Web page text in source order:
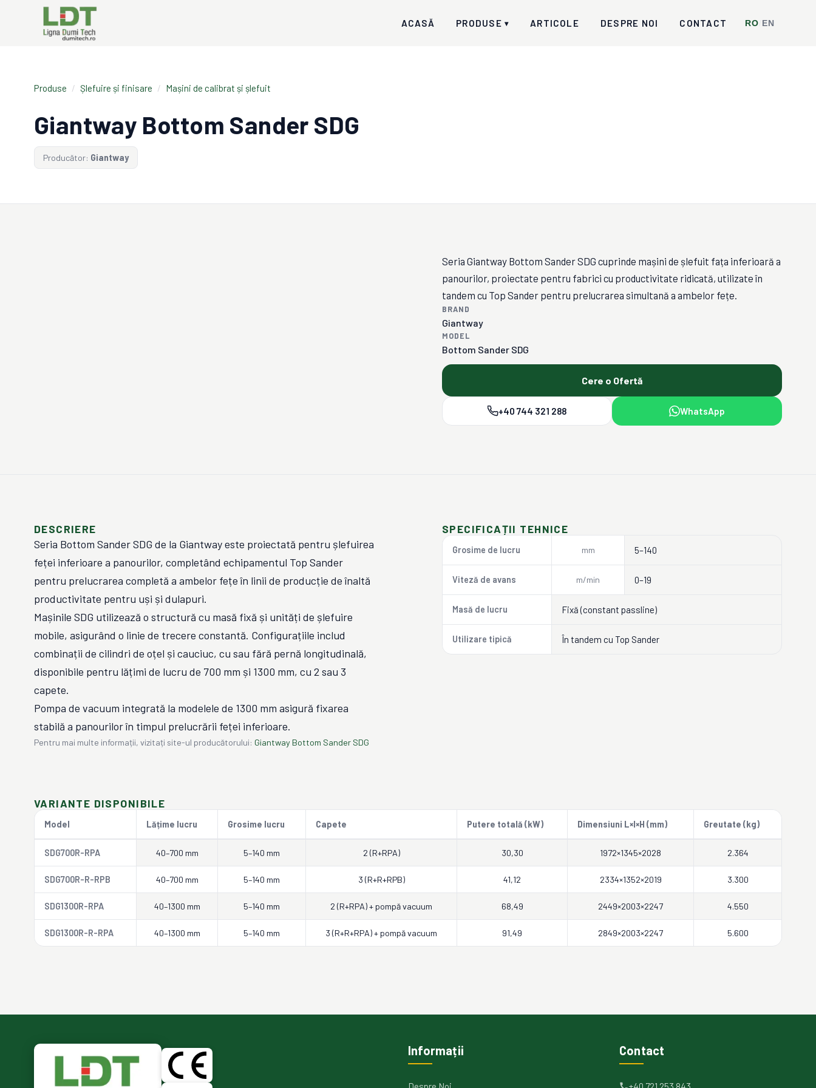
ACASĂ PRODUSE ▾ ARTICOLE DESPRE NOI CONTACT RO EN
Produse / Șlefuire și finisare / Mașini de calibrat și șlefuit
Giantway Bottom Sander SDG
Producător: Giantway
Seria Giantway Bottom Sander SDG cuprinde mașini de șlefuit fața inferioară a
panourilor, proiectate pentru fabrici cu productivitate ridicată, utilizate în
tandem cu Top Sander pentru prelucrarea simultană a ambelor fețe.
BRAND
Giantway
MODEL
Bottom Sander SDG
Cere o Ofertă
+40 744 321 288 WhatsApp
DESCRIERE
Seria Bottom Sander SDG de la Giantway este proiectată pentru șlefuirea
feței inferioare a panourilor, completând echipamentul Top Sander
pentru prelucrarea completă a ambelor fețe în linii de producție de înaltă
productivitate pentru uși și dulapuri.
Mașinile SDG utilizează o structură cu masă fixă și unități de șlefuire
mobile, asigurând o linie de trecere constantă. Configurațiile includ
combinații de cilindri de oțel și cauciuc, cu sau fără pernă longitudinală,
disponibile pentru lățimi de lucru de 700 mm și 1300 mm, cu 2 sau 3
capete.
Pompa de vacuum integrată la modelele de 1300 mm asigură fixarea
stabilă a panourilor în timpul prelucrării feței inferioare.
Pentru mai multe informații, vizitați site-ul producătorului: Giantway Bottom Sander SDG
SPECIFICAȚII TEHNICE
Grosime de lucru mm 5–140
Viteză de avans m/min 0–19
Masă de lucru Fixă (constant passline)
Utilizare tipică În tandem cu Top Sander
VARIANTE DISPONIBILE
Model Lățime lucru Grosime lucru Capete Putere totală (kW) Dimensiuni L×l×H (mm) Greutate (kg)
SDG700R-RPA 40–700 mm 5–140 mm 2 (R+RPA) 30,30 1972×1345×2028 2.364
SDG700R-R-RPB 40–700 mm 5–140 mm 3 (R+R+RPB) 41,12 2334×1352×2019 3.300
SDG1300R-RPA 40–1300 mm 5–140 mm 2 (R+RPA) + pompă vacuum 68,49 2449×2003×2247 4.550
SDG1300R-R-RPA 40–1300 mm 5–140 mm 3 (R+R+RPA) + pompă vacuum 91,49 2849×2003×2247 5.600
Informații Contact